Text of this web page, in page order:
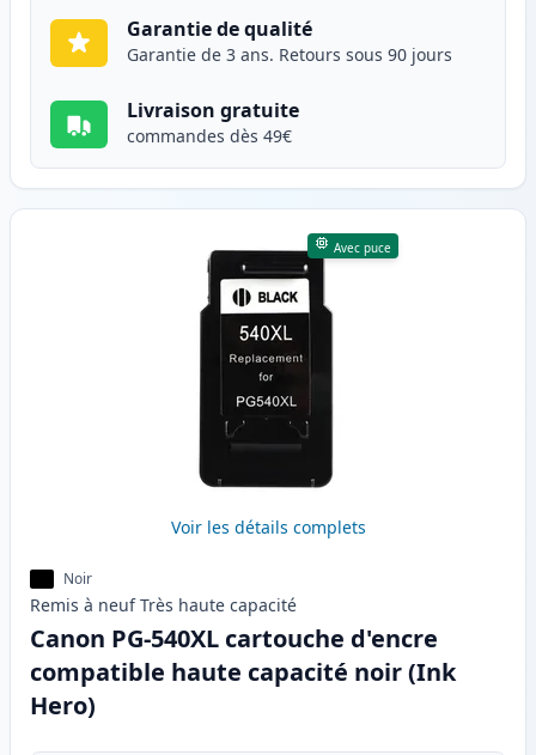
Garantie de qualité
Garantie de 3 ans. Retours sous 90 jours
Livraison gratuite
commandes dès 49€
Avec puce
Voir les détails complets
Noir
Remis à neuf Très haute capacité
Canon PG-540XL cartouche d'encre
compatible haute capacité noir (Ink
Hero)